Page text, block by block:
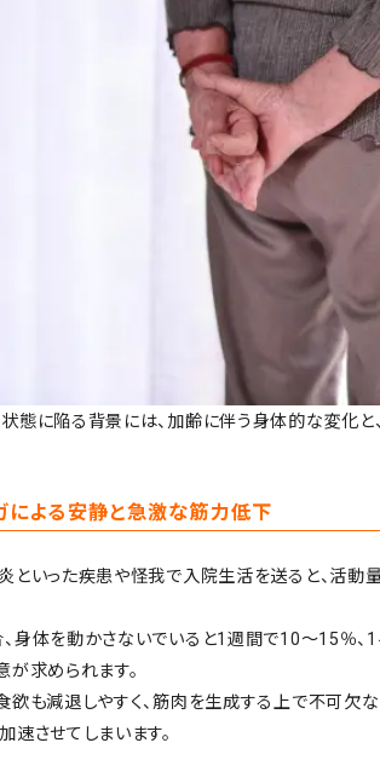
態に陥る背景には、加齢に伴う身体的な変化と
による安静と急激な筋力低下
といった疾患や怪我で入院生活を送ると、活動
身体を動かさないでいると1週間で10〜15％
が求められます。
欲も減退しやすく、筋肉を生成する上で不可欠
速させてしまいます。